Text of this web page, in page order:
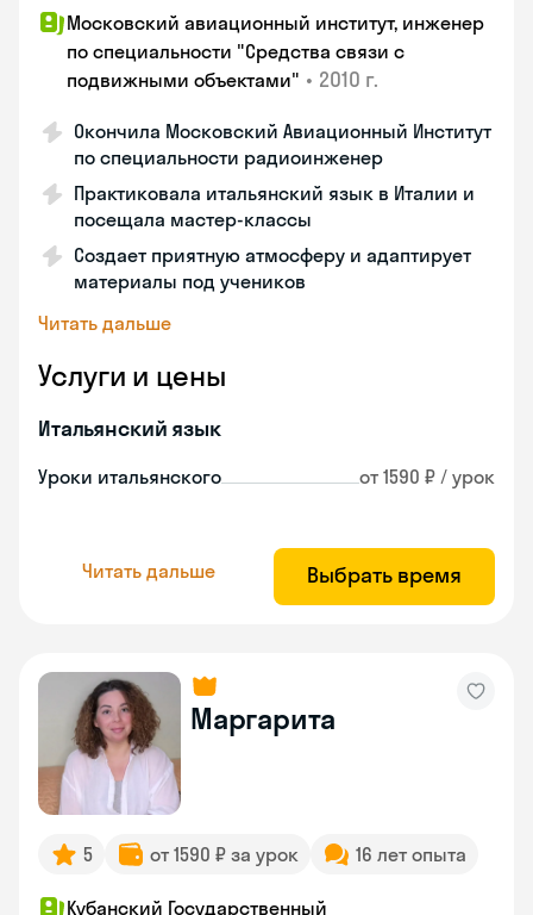
Московский авиационный институт, инженер
по специальности "Средства связи с
подвижными объектами" • 2010 г.
Окончила Московский Авиационный Институт
по специальности радиоинженер
Практиковала итальянский язык в Италии и
посещала мастер-классы
Создает приятную атмосферу и адаптирует
материалы под учеников
Читать дальше
Услуги и цены
Итальянский язык
Уроки итальянского от 1590 ₽ / урок
Читать дальше Выбрать время
Маргарита
5 от 1590 ₽ за урок 16 лет опыта
Кубанский Государственный